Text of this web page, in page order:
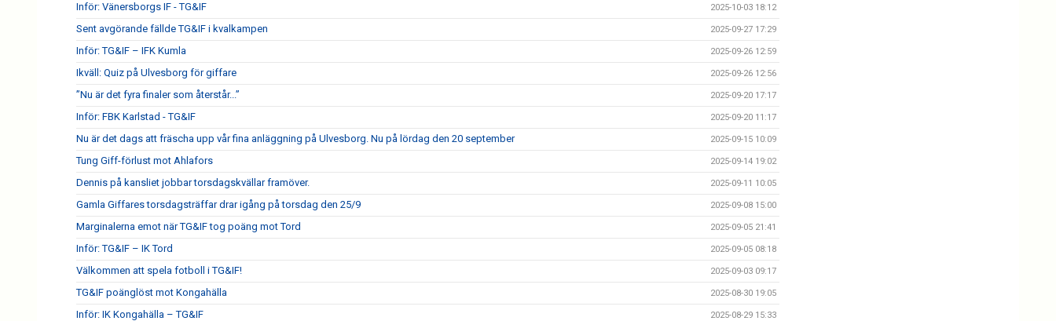
Inför: Vänersborgs IF - TG&IF 2025-10-03 18:12
Sent avgörande fällde TG&IF i kvalkampen 2025-09-27 17:29
Inför: TG&IF – IFK Kumla 2025-09-26 12:59
Ikväll: Quiz på Ulvesborg för giffare 2025-09-26 12:56
”Nu är det fyra finaler som återstår...” 2025-09-20 17:17
Inför: FBK Karlstad - TG&IF 2025-09-20 11:17
Nu är det dags att fräscha upp vår fina anläggning på Ulvesborg. Nu på lördag den 20 september 2025-09-15 10:09
Tung Giff-förlust mot Ahlafors 2025-09-14 19:02
Dennis på kansliet jobbar torsdagskvällar framöver. 2025-09-11 10:05
Gamla Giffares torsdagsträffar drar igång på torsdag den 25/9 2025-09-08 15:00
Marginalerna emot när TG&IF tog poäng mot Tord 2025-09-05 21:41
Inför: TG&IF – IK Tord 2025-09-05 08:18
Välkommen att spela fotboll i TG&IF! 2025-09-03 09:17
TG&IF poänglöst mot Kongahälla 2025-08-30 19:05
Inför: IK Kongahälla – TG&IF 2025-08-29 15:33